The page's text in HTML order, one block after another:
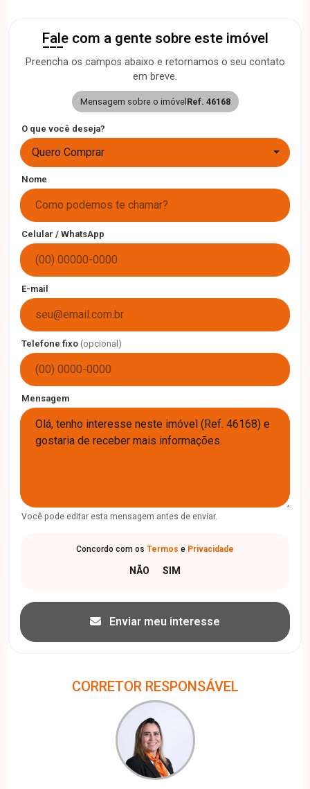
Fale com a gente sobre este imóvel
Preencha os campos abaixo e retornamos o seu contato
em breve.
Mensagem sobre o imóvel Ref. 46168
O que você deseja?
Quero Comprar
Nome
Celular / WhatsApp
E-mail
Telefone fixo (opcional)
Mensagem
Você pode editar esta mensagem antes de enviar.
Concordo com os Termos e Privacidade
Enviar meu interesse
CORRETOR RESPONSÁVEL